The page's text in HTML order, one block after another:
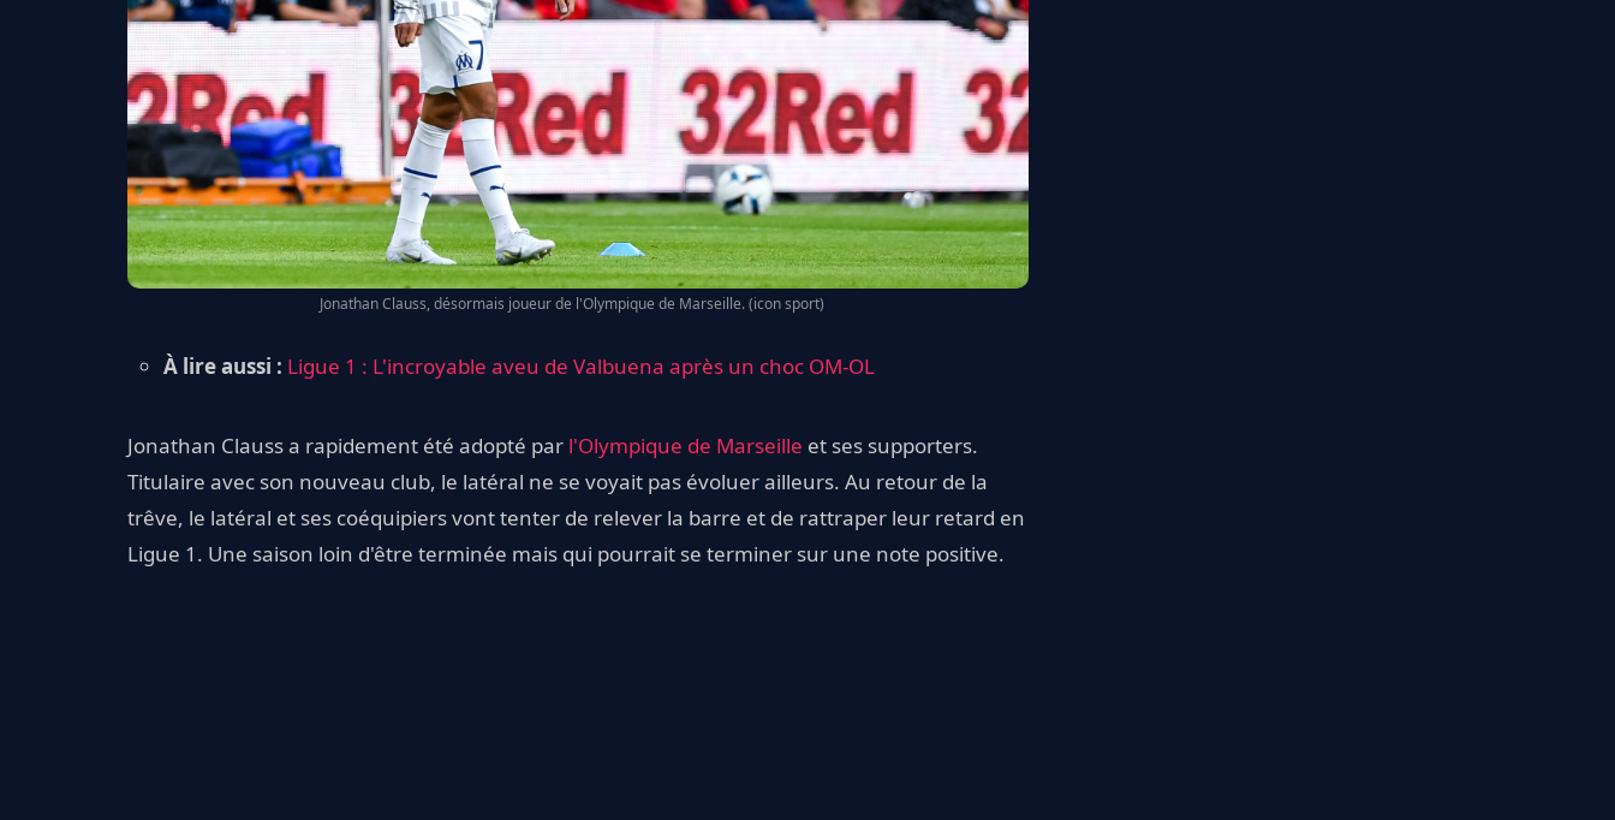
Jonathan Clauss, désormais joueur de l'Olympique de Marseille. (icon sport)
À lire aussi : Ligue 1 : L'incroyable aveu de Valbuena après un choc OM-OL
Jonathan Clauss a rapidement été adopté par l'Olympique de Marseille et ses supporters.
Titulaire avec son nouveau club, le latéral ne se voyait pas évoluer ailleurs. Au retour de la
trêve, le latéral et ses coéquipiers vont tenter de relever la barre et de rattraper leur retard en
Ligue 1. Une saison loin d'être terminée mais qui pourrait se terminer sur une note positive.